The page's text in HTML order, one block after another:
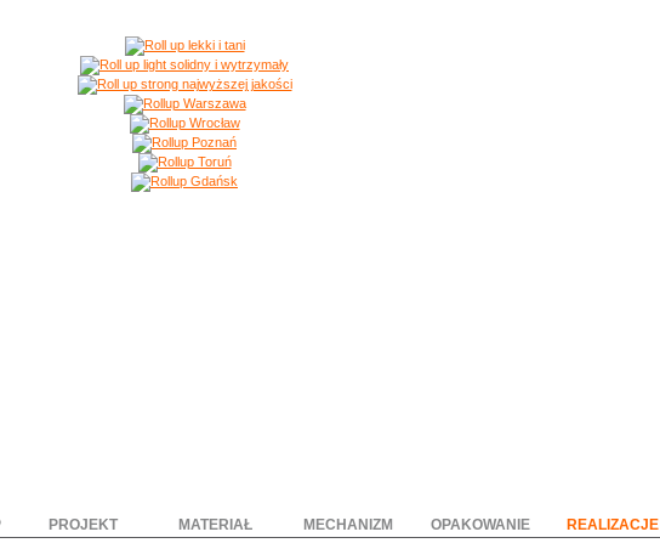
PROJEKT MATERIAŁ MECHANIZM OPAKOWANIE REALIZACJE